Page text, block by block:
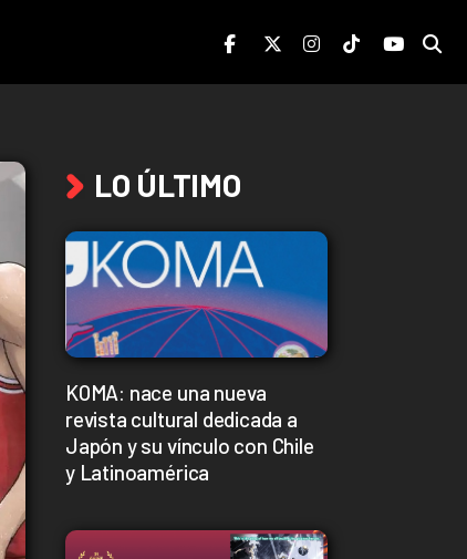
LO ÚLTIMO
KOMA: nace una nueva
revista cultural dedicada a
Japón y su vínculo con Chile
y Latinoamérica